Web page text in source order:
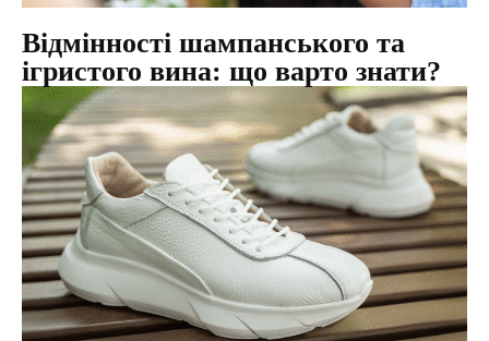
Відмінності шампанського та
ігристого вина: що варто знати?